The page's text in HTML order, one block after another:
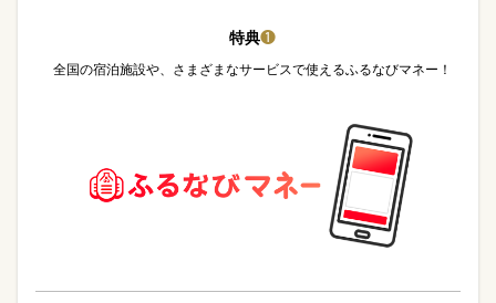
特典❶
全国の宿泊施設や、さまざまなサービスで使えるふるなびマネー！